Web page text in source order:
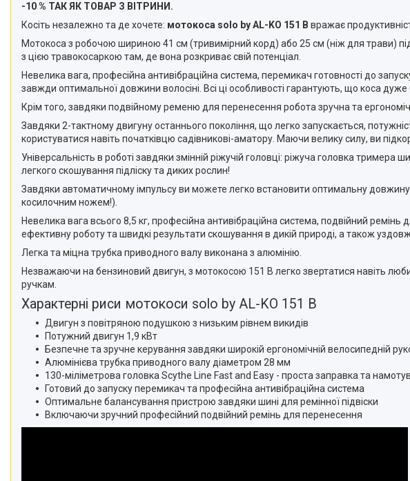
Трактори газонокосарки
Аксесуари
-10 % ТАК ЯК ТОВАР З ВІТРИНИ.
Косіть незалежно та де хочете: мотокоса solo by AL-KO 151 В вражає
Мотокоса з робочою шириною 41 см (тривимірний корд) або 25 см (ніж для трави)
з цією травокосаркою там, де вона розкриває свій потенціал.
Невелика вага, професійна антивібраційна система, перемикач готовності до
завжди оптимальної довжини волосіні. Всі ці особливості гарантують, що коса дуже
Крім того, завдяки подвійному ременю для перенесення робота зручна та
Завдяки 2-тактному двигуну останнього покоління, що легко запускається,
користуватися навіть початківцю садівникові-аматору. Маючи велику силу, ви
Універсальність в роботі завдяки змінній ріжучій головці: ріжуча головка
легкого скошування підліску та диких рослин!
Завдяки автоматичному імпульсу ви можете легко встановити оптимальну
косилочним ножем!).
Невелика вага всього 8,5 кг, професійна антивібраційна система, подвійний
ефективну роботу та швидкі результати скошування в дикій природі, а також уздовж
Легка та міцна трубка приводного валу виконана з алюмінію.
Незважаючи на бензиновий двигун, з мотокосою 151 B легко звертатися навіть
ручкам.
Характерні риси мотокоси solo by AL-KO 151 В
Двигун з повітряною подушкою з низьким рівнем викидів
Потужний двигун 1,9 кВт
Безпечне та зручне керування завдяки широкій ергономічній велосипедній
Алюмінієва трубка приводного валу діаметром 28 мм
130-міліметрова головка Scythe Line Fast and Easy - проста заправка та
Готовий до запуску перемикач та професійна антивібраційна система
Оптимальне балансування пристрою завдяки шині для ремінної підвіски
Включаючи зручний професійний подвійний ремінь для перенесення